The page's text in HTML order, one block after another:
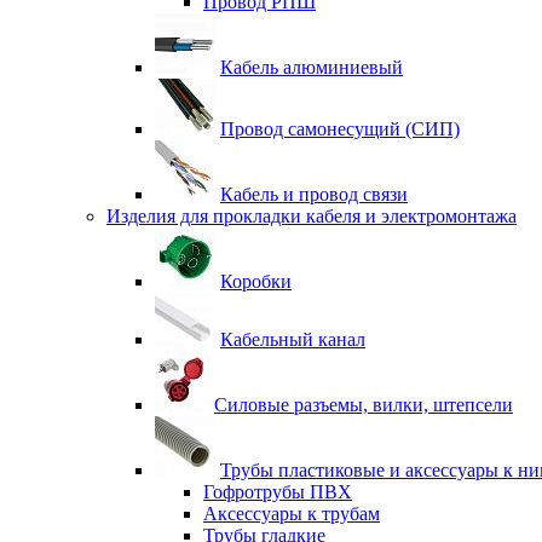
Кабель алюминиевый
Провод самонесущий (СИП)
Кабель и провод связи
Изделия для прокладки кабеля и электромонтажа
Коробки
Кабельный канал
Силовые разъемы, вилки, штепсели
Трубы пластиковые и аксессуары к
Гофротрубы ПВХ
Аксессуары к трубам
Трубы гладкие